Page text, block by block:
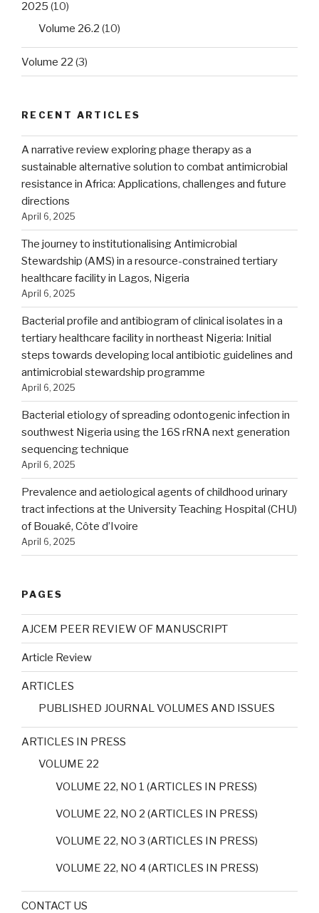
2025 (10)
Volume 26.2 (10)
Volume 22 (3)
RECENT ARTICLES
A narrative review exploring phage therapy as a
sustainable alternative solution to combat antimicrobial
resistance in Africa: Applications, challenges and future
directions
April 6, 2025
The journey to institutionalising Antimicrobial
Stewardship (AMS) in a resource-constrained tertiary
healthcare facility in Lagos, Nigeria
April 6, 2025
Bacterial profile and antibiogram of clinical isolates in a
tertiary healthcare facility in northeast Nigeria: Initial
steps towards developing local antibiotic guidelines and
antimicrobial stewardship programme
April 6, 2025
Bacterial etiology of spreading odontogenic infection in
southwest Nigeria using the 16S rRNA next generation
sequencing technique
April 6, 2025
Prevalence and aetiological agents of childhood urinary
tract infections at the University Teaching Hospital (CHU)
of Bouaké, Côte d’Ivoire
April 6, 2025
PAGES
AJCEM PEER REVIEW OF MANUSCRIPT
Article Review
ARTICLES
PUBLISHED JOURNAL VOLUMES AND ISSUES
ARTICLES IN PRESS
VOLUME 22
VOLUME 22, NO 1 (ARTICLES IN PRESS)
VOLUME 22, NO 2 (ARTICLES IN PRESS)
VOLUME 22, NO 3 (ARTICLES IN PRESS)
VOLUME 22, NO 4 (ARTICLES IN PRESS)
CONTACT US